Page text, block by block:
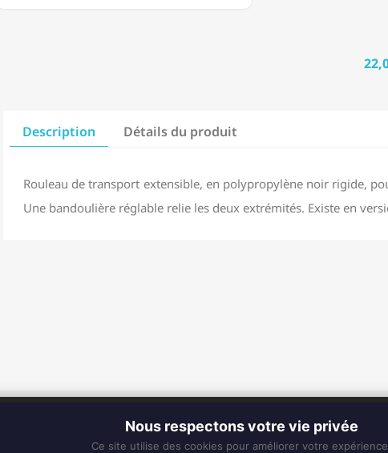
Description Détails du produit
Rouleau de transport extensible, en polypropylène noir rigide,
Une bandoulière réglable relie les deux extrémités. Existe en
Fixe :
0596 63 25 94
Nous respectons votre vie privée
Ce site utilise des cookies pour améliorer votre